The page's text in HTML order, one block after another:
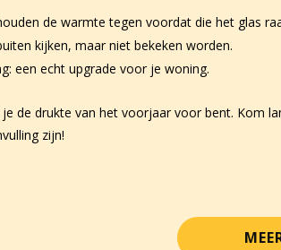
de warmte tegen voordat die het glas
kijken, maar niet bekeken worden.
een echt upgrade voor je woning.
de drukte van het voorjaar voor bent. Kom
zijn!